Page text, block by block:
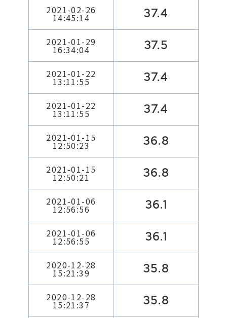
2021-02-26
14:45:14 37.4
2021-01-29
16:34:04 37.5
2021-01-22
13:11:55 37.4
2021-01-22
13:11:55 37.4
2021-01-15
12:50:23 36.8
2021-01-15
12:50:21 36.8
2021-01-06
12:56:56 36.1
2021-01-06
12:56:55 36.1
2020-12-28
15:21:39 35.8
2020-12-28
15:21:37 35.8